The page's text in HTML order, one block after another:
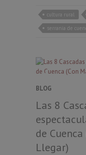
cultura rural
serrania de
BLOG
Las 8
de
Llegar)